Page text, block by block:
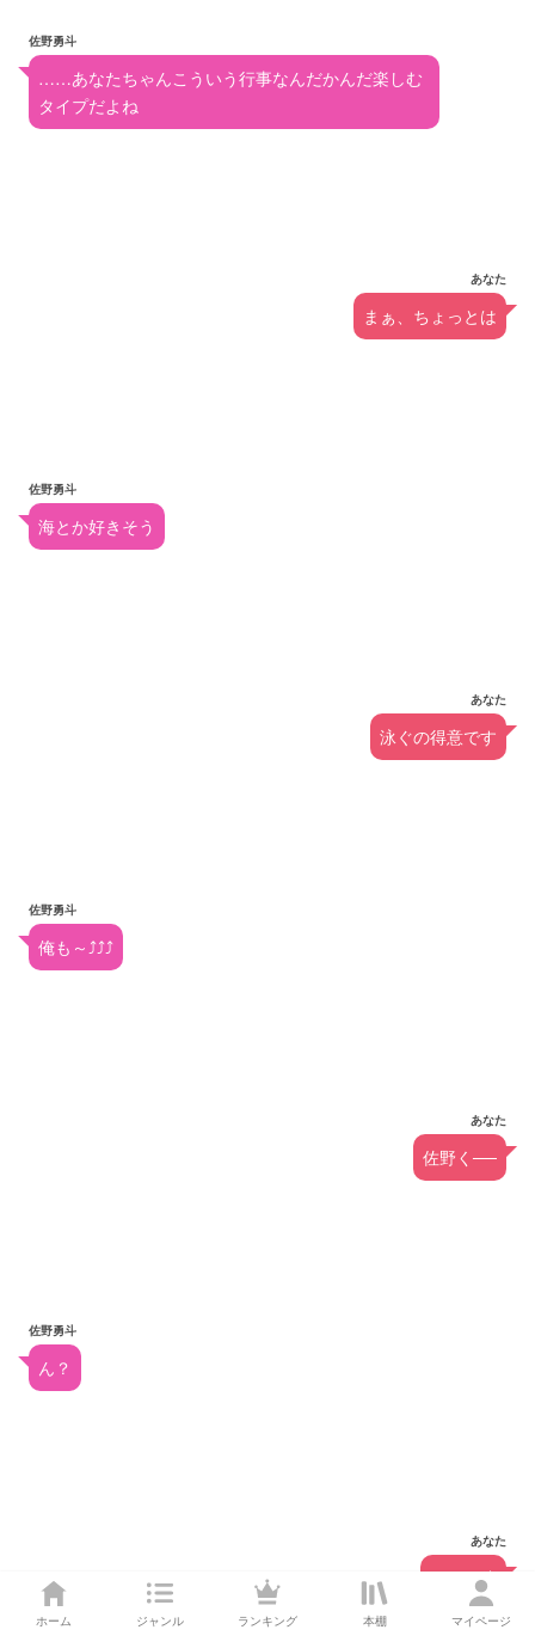
ホーム ジャンル ランキング 本棚 マイページ
佐野勇斗
……あなたちゃんこういう行事なんだかんだ楽しむ
タイプだよね
あなた
まぁ、ちょっとは
佐野勇斗
海とか好きそう
あなた
泳ぐの得意です
佐野勇斗
俺も～⤴︎⤴︎⤴︎
あなた
佐野く──
佐野勇斗
ん？
あなた
……勇斗